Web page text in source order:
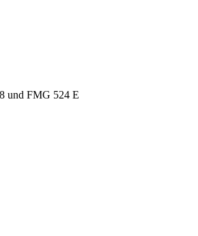
und FMG 524 E